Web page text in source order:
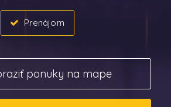
Prenájom
ponuky na mape